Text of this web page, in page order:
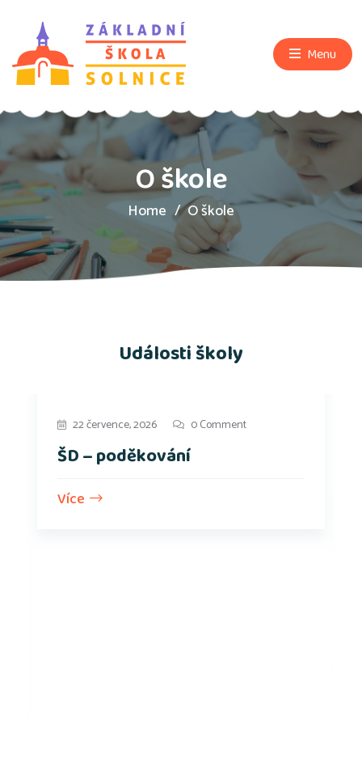
Menu
O škole
Home O škole
Události školy
22 července, 2026 0 Comment
ŠD – poděkování
Více